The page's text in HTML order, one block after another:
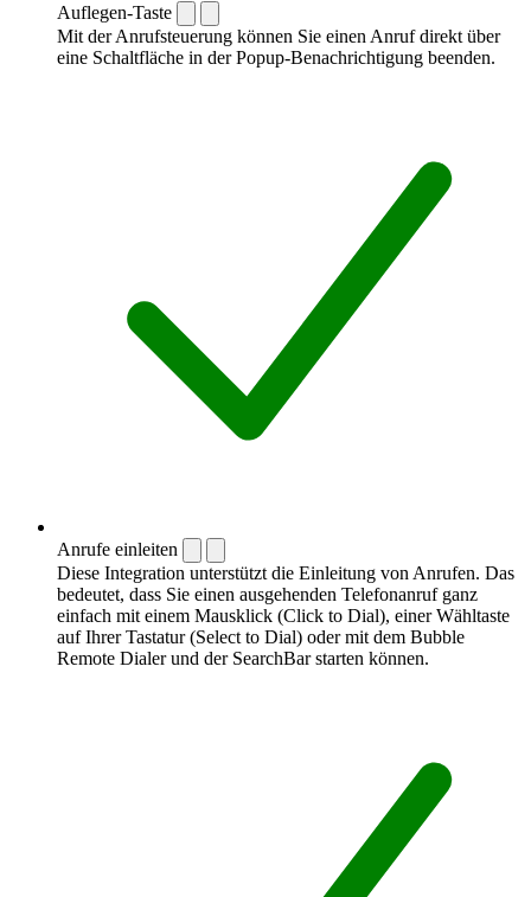
Auflegen-Taste
Mit der Anrufsteuerung können Sie einen Anruf direkt über
eine Schaltfläche in der Popup-Benachrichtigung beenden.
Anrufe einleiten
Diese Integration unterstützt die Einleitung von Anrufen. Das
bedeutet, dass Sie einen ausgehenden Telefonanruf ganz
einfach mit einem Mausklick (Click to Dial), einer Wähltaste
auf Ihrer Tastatur (Select to Dial) oder mit dem Bubble
Remote Dialer und der SearchBar starten können.